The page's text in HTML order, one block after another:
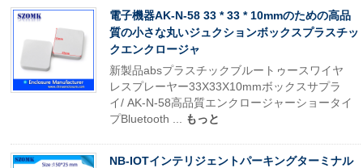
電子機器AK-N-58 33 * 33 * 10mmのための高品
質の小さな丸いジュクションボックスプラスチッ
クエンクロージャ
新製品absプラスチックブルートゥースワイヤ
レスプレーヤー33X33X10mmボックスサプラ
イ/ AK-N-58高品質エンクロージャーショータイ
プBluetooth ...
もっと
NB-IOTインテリジェントパーキングターミナル